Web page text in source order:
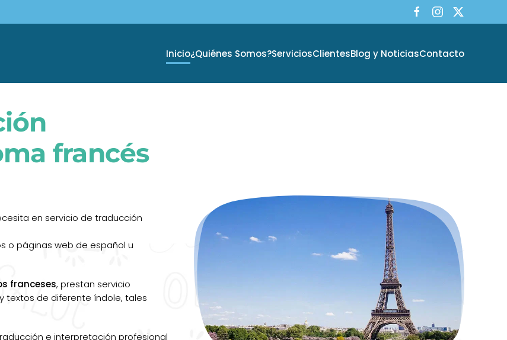
Inicio¿Quiénes Somos?ServiciosClientesBlog y NoticiasContacto
francés
en servicio de traducción
o páginas web de español u
franceses, prestan servicio
textos de diferente índole, tales
e interpretación profesional